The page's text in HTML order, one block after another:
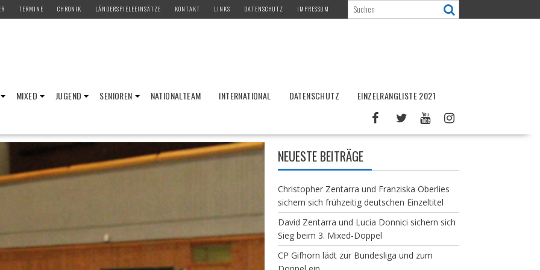
TERMINE CHRONIK LÄNDERSPIELEEINSÄTZE KONTAKT LINKS DATENSCHUTZ IMPRESSUM
MIXED JUGEND SENIOREN NATIONALTEAM INTERNATIONAL DATENSCHUTZ EINZELRANGLISTE 2021
NEUESTE BEITRÄGE
Christopher Zentarra und Franziska Oberlies
sichern sich frühzeitig deutschen Einzeltitel
David Zentarra und Lucia Donnici sichern sich
Sieg beim 3. Mixed-Doppel
CP Gifhorn lädt zur Bundesliga und zum